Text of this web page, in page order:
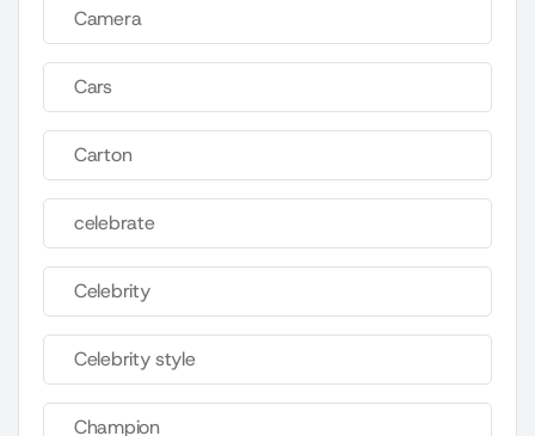
Camera
Cars
Carton
celebrate
Celebrity
Celebrity style
Champion